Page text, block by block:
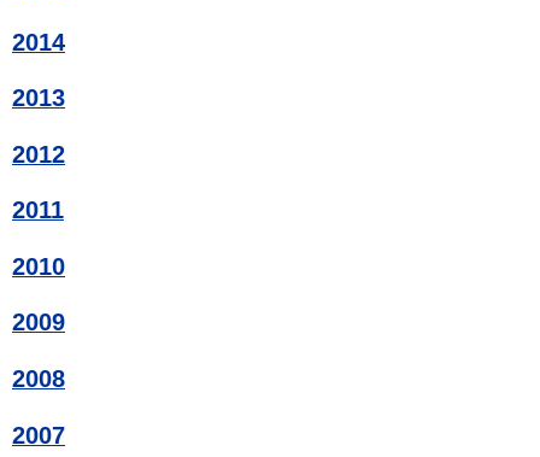
2014
2013
2012
2011
2010
2009
2008
2007